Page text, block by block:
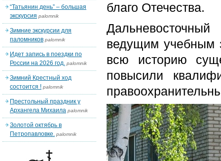
благо Отечества.
ведущим учебным
всю историю
повысили
“Татьянин день” – большая
экскурсия palomnik
Зимние экскурсии для
паломников palomnik
Идет запись в поездки по
России на 2026 год. palomnik
Зимний Крестный ход
состоится ! palomnik
Престольный праздник у
Архангела Михаила palomnik
Золотой октябрь в
Петропавловке. palomnik